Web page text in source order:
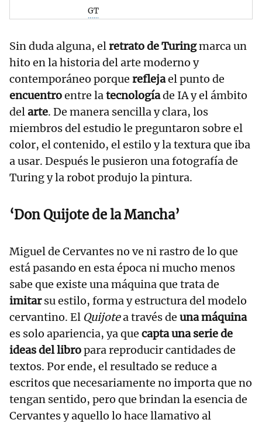
GT
Sin duda alguna, elretrato de Turingmarca un
hito en la historia del arte moderno y
contemporáneo porque reflejael punto de
encuentroentre latecnologíade IA y el ámbito
delarte. De manera sencilla y clara, los
miembros del estudio le preguntaron sobre el
color, el contenido, el estilo y la textura que iba
a usar. Después le pusieron una fotografía de
Turing y la robot produjo la pintura.
‘Don Quijote de la Mancha’
Miguel de Cervantes no ve ni rastro de lo que
está pasando en esta época ni mucho menos
sabe que existe una máquina que trata de
imitarsu estilo, forma y estructura del modelo
cervantino. El Quijotea través de una máquina
es solo apariencia, ya que capta una serie de
ideasdel libropara reproducir cantidades de
textos. Por ende, el resultado se reduce a
escritos que necesariamente no importa que no
tengan sentido, pero que brindan la esencia de
Cervantes y aquello lo hace llamativo al